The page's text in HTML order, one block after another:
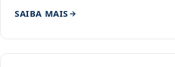
SAIBA MAIS